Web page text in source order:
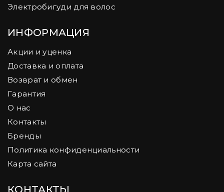
Электробигуди для волос
ИНФОРМАЦИЯ
Акции и уценка
Доставка и оплата
Возврат и обмен
Гарантия
О нас
Контакты
Бренды
Политика конфиденциальности
Карта сайта